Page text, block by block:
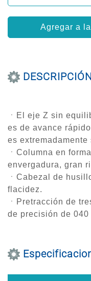
Agregar a
ㆍEl eje Z sin
es de avance
es extremadamente
ㆍColumna en
envergadura, gran
ㆍCabezal de
flacidez.
ㆍPretracción de
de precisión de 040